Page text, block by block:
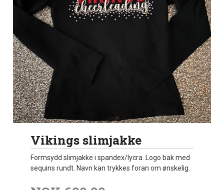
Vikings slimjakke
Formsydd slimjakke i spandex/lycra. Logo bak med
sequins rundt. Navn kan trykkes foran om ønskelig.